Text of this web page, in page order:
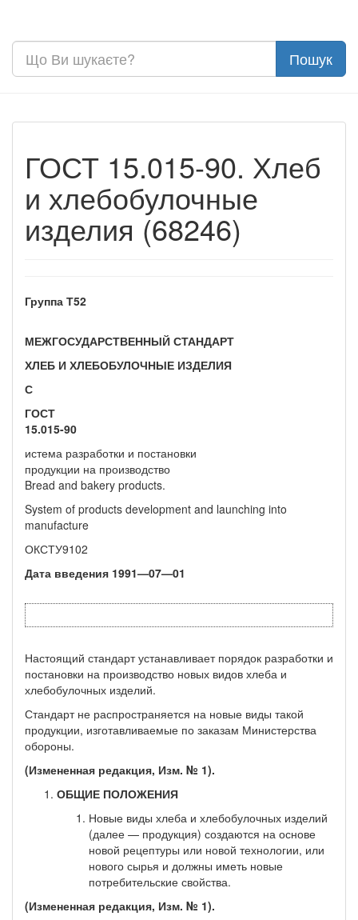
ГОСТ 15.015-90. Хлеб
и хлебобулочные
изделия (68246)
Группа Т52
МЕЖГОСУДАРСТВЕННЫЙ СТАНДАРТ
ХЛЕБ И ХЛЕБОБУЛОЧНЫЕ ИЗДЕЛИЯ
С
ГОСТ
15.015-90
истема разработки и постановки
продукции на производство
Bread and bakery products.
System of products development and launching into
manufacture
ОКСТУ9102
Дата введения 1991—07—01
Настоящий стандарт устанавливает порядок разработки и
постановки на производство новых видов хлеба и
хлебобулочных изделий.
Стандарт не распространяется на новые виды такой
продукции, изготавливаемые по заказам Министерства
обороны.
(Измененная редакция, Изм. № 1).
ОБЩИЕ ПОЛОЖЕНИЯ
Новые виды хлеба и хлебобулочных изделий
(далее — продукция) создаются на основе
новой рецептуры или новой технологии, или
нового сырья и должны иметь новые
потребительские свойства.
(Измененная редакция, Изм. № 1).